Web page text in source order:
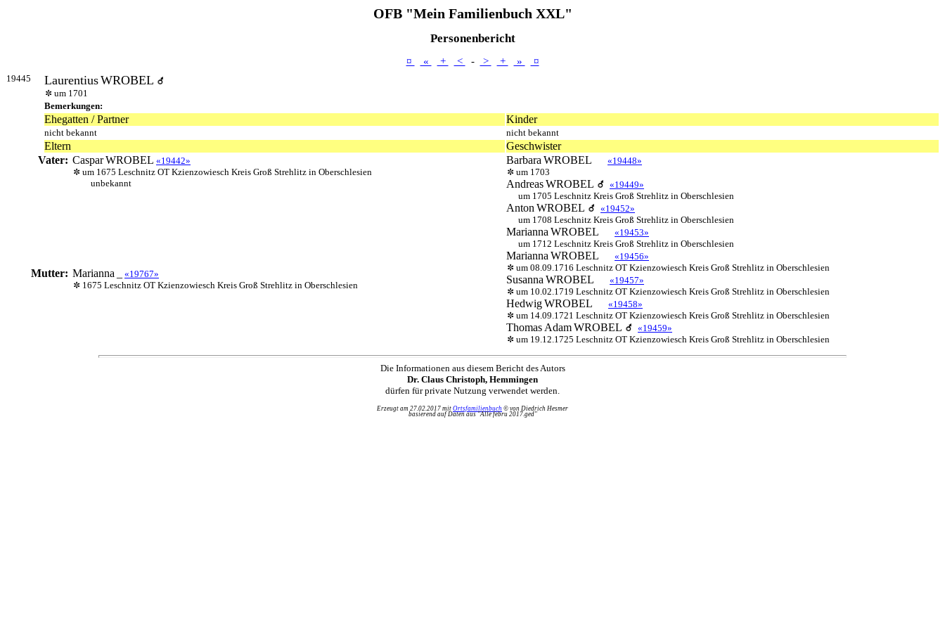
OFB "Mein Familienbuch XXL"
Personenbericht
¤ « + < - > + » ¤
19445 LaurentiusWROBEL
um 1701
Bemerkungen:
Ehegatten / Partner Kinder
nicht bekannt nicht bekannt
Eltern
Geschwister
Vater: CasparWROBEL «19442»
um 1675 Leschnitz OT Kzienzowiesch Kreis Groß Strehlitz in Oberschlesien
unbekannt
Barbara WROBEL
«19448»
um 1703
AndreasWROBEL
«19449»
um 1705 Leschnitz Kreis Groß Strehlitz in Oberschlesien
Anton WROBEL
«19452»
um 1708 Leschnitz Kreis Groß Strehlitz in Oberschlesien
Marianna WROBEL
«19453»
um 1712 Leschnitz Kreis Groß Strehlitz in Oberschlesien
Marianna WROBEL
«19456»
um 08.09.1716 Leschnitz OT Kzienzowiesch Kreis Groß Strehlitz in Oberschlesien
Susanna WROBEL
«19457»
um 10.02.1719 Leschnitz OT Kzienzowiesch Kreis Groß Strehlitz in Oberschlesien
HedwigWROBEL
«19458»
um 14.09.1721 Leschnitz OT Kzienzowiesch Kreis Groß Strehlitz in Oberschlesien
Thomas AdamWROBEL
«19459»
um 19.12.1725 Leschnitz OT Kzienzowiesch Kreis Groß Strehlitz in Oberschlesien
Mutter: Marianna
«19767»
1675 Leschnitz OT Kzienzowiesch Kreis Groß Strehlitz in Oberschlesien
Die Informationen aus diesem Bericht des Autors
Dr. Claus Christoph, Hemmingen
dürfen für private Nutzung verwendet werden.
Erzeugt am 27.02.2017 mit Ortsfamilienbuch © von Diedrich Hesmer
basierend auf Daten aus "Alle febru 2017.ged"